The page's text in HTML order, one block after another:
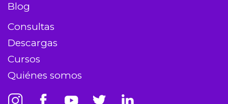
Blog
Consultas
Descargas
Cursos
Quiénes somos